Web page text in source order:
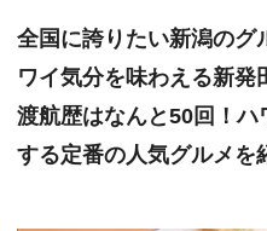
全国に誇りたい新潟のグ
ワイ気分を味わえる新
渡航歴はなんと50回！
する定番の人気グルメを